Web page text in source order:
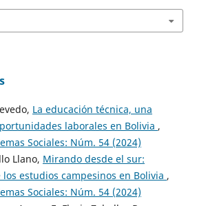
La educación técnica, una
laborales en Bolivia ,
Sociales: Núm. 54 (2024)
Llano, Mirando desde el sur:
estudios campesinos en Bolivia ,
Sociales: Núm. 54 (2024)